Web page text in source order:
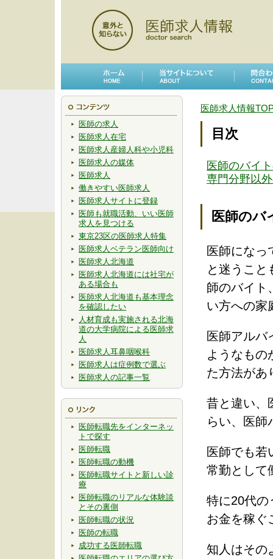
医師の求人
医師求人在宅
医師求人産婦人科や小児科
医師求人の媒体
医師求人
働きやすい医師求人
医師求人サイトに登録
医師も就職活動、いい医師
求人を見つける
東京23区の医師求人特集
医師求人ベテラン医師向け
医師求人北海道
医師求人北海道には社宅が
ある場合も
医師求人北海道も基本理念
を確認したい
人材育成も実施される北海
道の大学病院による医師求
人
医師求人耳鼻咽喉科
医師求人は症例数で選ぶ
医師求人の記事一覧
医師転職先をインターネッ
トで探す
医師転職
医師転職の動機
医師転職サイトと新しい診
療
医師転職のリアルな体験談
とその裏側
医師転職の状況
医師の転職
成功する医師転職
医師求人情報
目次
医師のバイ
専門分野以
医師のバ
医師になっ
と迷うこと
師のバイト
い方への家
医師アルバ
ようなもの
た方法があ
昔と違い、
らい、医師
医師でも若
常勤として
特に20代の
お金を稼ぐ
知人はその